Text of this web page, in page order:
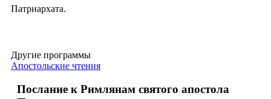
Патриархата.
Другие программы
Апостольские чтения
Послание к Римлянам святого апостола